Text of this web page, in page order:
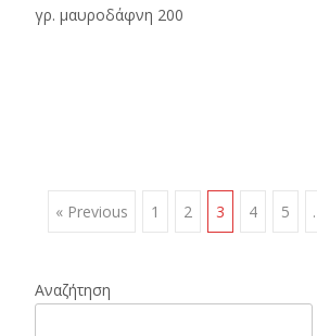
γρ. μαυροδάφνη 200
Posts
navigation
« Previous 1 2 3 4 5
Αναζήτηση